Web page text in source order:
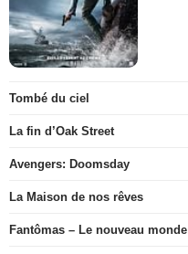
Tombé du ciel
La fin d’Oak Street
Avengers: Doomsday
La Maison de nos rêves
Fantômas – Le nouveau monde